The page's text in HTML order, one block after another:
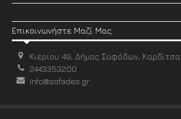
Επικοινωνήστε Μαζί Μας
Κιερίου 49, Δήμος Σοφάδων, Καρδίτσα
2443353200
info@sofades.gr